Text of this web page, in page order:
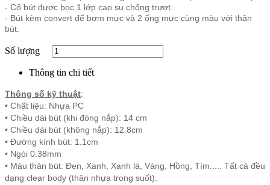
- Cổ bút được bọc 1 lớp cao su chống trượt.
- Bút kèm convert để bơm mực và 2 ống mực cùng màu với thân
bút.
Số lượng
Thông tin chi tiết
Thông số kỹ thuật:
• Chất liệu: Nhựa PC
• Chiều dài bút (khi đóng nắp): 14 cm
• Chiều dài bút (không nắp): 12.8cm
• Đường kính bút: 1.1cm
• Ngòi 0.38mm
• Màu thân bút: Đen, Xanh, Xanh lá, Vàng, Hồng, Tím..... Tất cả đều
dạng clear body (thân nhựa trong suốt).